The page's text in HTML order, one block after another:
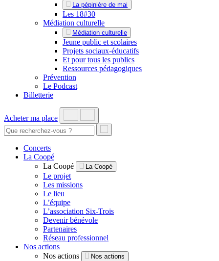
La pépinière de mai
Les 18#30
Médiation culturelle
Médiation culturelle
Jeune public et scolaires
Projets sociaux-éducatifs
Et pour tous les publics
Ressources pédagogiques
Prévention
Le Podcast
Billetterie
Acheter ma place
Concerts
La Coopé
La Coopé
La Coopé
Le projet
Les missions
Le lieu
L’équipe
L’association Six-Trois
Devenir bénévole
Partenaires
Réseau professionnel
Nos actions
Nos actions
Nos actions